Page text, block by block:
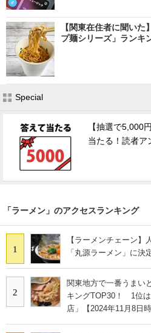
【関東在住者に聞い
プ麺シリーズ」ランキ
Special
【抽選で5,000
当たる！読者ア
「ラーメン」のアクセスランキング
1
【ラーメンチェーン
「丸源ラーメン」に決
2
関東地方で一番うまい
キングTOP30！ 1位
店」【2024年11月8日時